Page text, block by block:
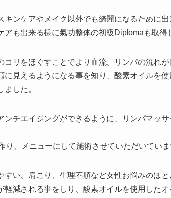
ンケアやメイク以外でも綺麗になるために出
も出来る様に氣功整体の初級Diplomaも取得
コリをほぐすことでより血流、リンパの流れ
に見えるようになる事を知り、酸素オイルを
した。
ンチエイジングができるように、リンパマッ
り、メニューにして施術させていただいていま
すい、肩こり、生理不順など女性お悩みのほ
軽減される事をしり、酸素オイルを使用した